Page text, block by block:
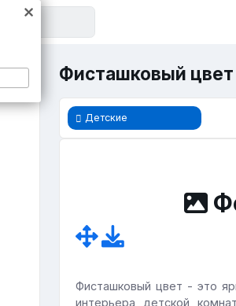
Фисташковый цвет
Детские
Фисташковый цвет - это
интерьера детской